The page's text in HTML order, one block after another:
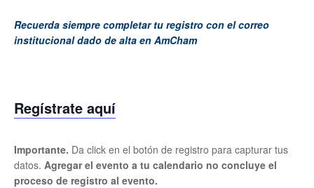
Recuerda siempre completar tu registro con el correo
institucional dado de alta en AmCham
Regístrate aquí
Importante. Da click en el botón de registro para capturar tus
datos. Agregar el evento a tu calendario no concluye el
proceso de registro al evento.